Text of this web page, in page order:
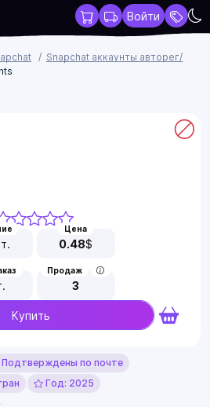
Войти
Snapchat аккаунты авторег/
Цена
0.48$
Продаж
3
Купить
Подтверждены по почте
Год: 2025